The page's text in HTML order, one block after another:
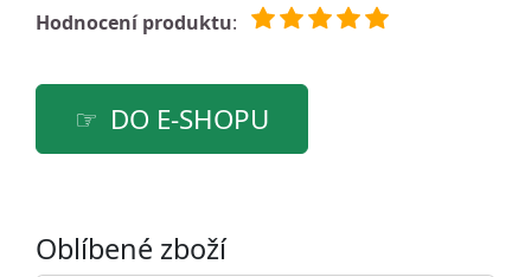
Hodnocení produktu:
DO E-SHOPU
Oblíbené zboží